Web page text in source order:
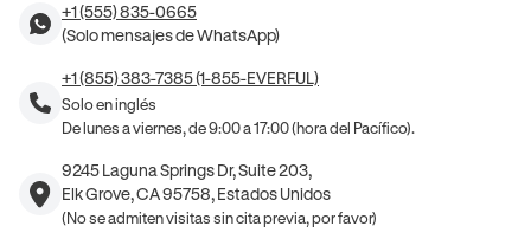
+1 (555) 835-0665
(Solo mensajes de WhatsApp)
+1 (855) 383-7385 (1-855-EVERFUL)
Solo en inglés
De lunes a viernes, de 9:00 a 17:00 (hora del Pacífico).
9245 Laguna Springs Dr, Suite 203,
Elk Grove, CA 95758, Estados Unidos
(No se admiten visitas sin cita previa, por favor)